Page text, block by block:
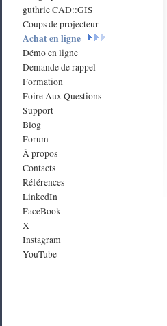
guthrie CAD::GIS
Coups de projecteur
Achat en ligne
Démo en ligne
Demande de rappel
Formation
Foire Aux Questions
Support
Blog
Forum
À propos
Contacts
Références
LinkedIn
FaceBook
X
Instagram
YouTube